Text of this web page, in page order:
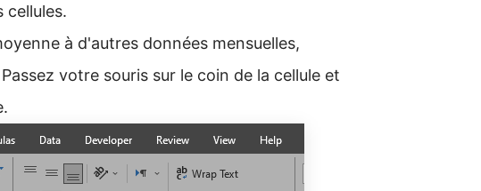
cellules.
à d'autres données mensuelles,
votre souris sur le coin de la cellule et